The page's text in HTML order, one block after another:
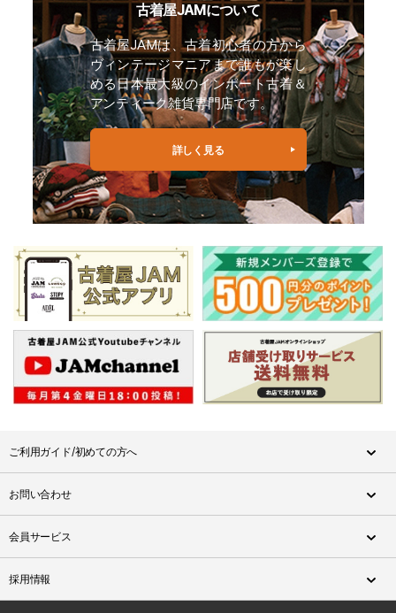
古着屋JAMについて
古着屋JAMは、古着初心者の方から
ヴィンテージマニアまで誰もが楽し
める日本最大級のインポート古着＆
アンティーク雑貨専門店です。
詳しく見る
ご利用ガイド/初めての方へ
お問い合わせ
会員サービス
採用情報